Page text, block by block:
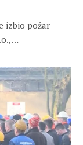
izbio požar